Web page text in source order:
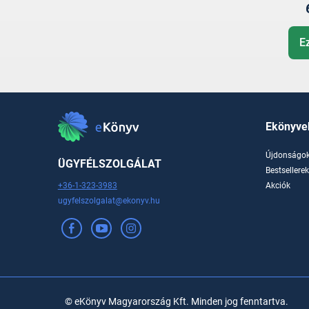
a
ÜGYFÉLSZOLGÁLAT
+36-1-323-3983
ugyfelszolgalat@ekonyv.hu
Bestsellerek
Akciók
© eKönyv Magyarország Kft. Minden jog fenntartva.